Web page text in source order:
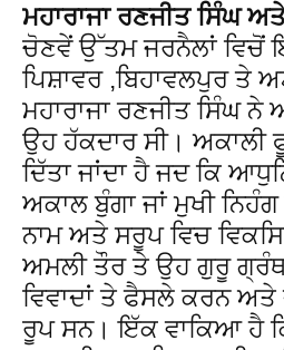
ਮਹਾਰਾਜਾ ਰਣਜੀਤ ਸਿੰਘ
ਚੋਣਵੇਂ ਉੱਤਮ ਜਰਨੈਲਾਂ ਵਿਚੋਂ
ਪਿਸ਼ਾਵਰ ,ਬਿਹਾਵਲਪੁਰ
ਮਹਾਰਾਜਾ ਰਣਜੀਤ ਸਿੰਘ ਨੇ
ਉਹ ਹੱਕਦਾਰ ਸੀ। ਅਕਾਲੀ
ਦਿੱਤਾ ਜਾਂਦਾ ਹੈ ਜਦ ਕਿ
ਅਕਾਲ ਬੁੰਗਾ ਜਾਂ ਮੁਖੀ
ਨਾਮ ਅਤੇ ਸਰੂਪ ਵਿਚ
ਅਮਲੀ ਤੌਰ ਤੇ ਉਹ ਗੁਰੂ ਗ੍ਰੰਥ
ਵਿਵਾਦਾਂ ਤੇ ਫੈਸਲੇ ਕਰਨ
ਰੂਪ ਸਨ। ਇੱਕ ਵਾਕਿਆ ਹੈ